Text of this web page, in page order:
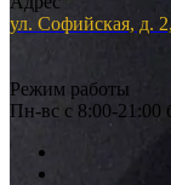
ул. Софийская, д.
Режим работы
Пн-вс с 8:00-21:00